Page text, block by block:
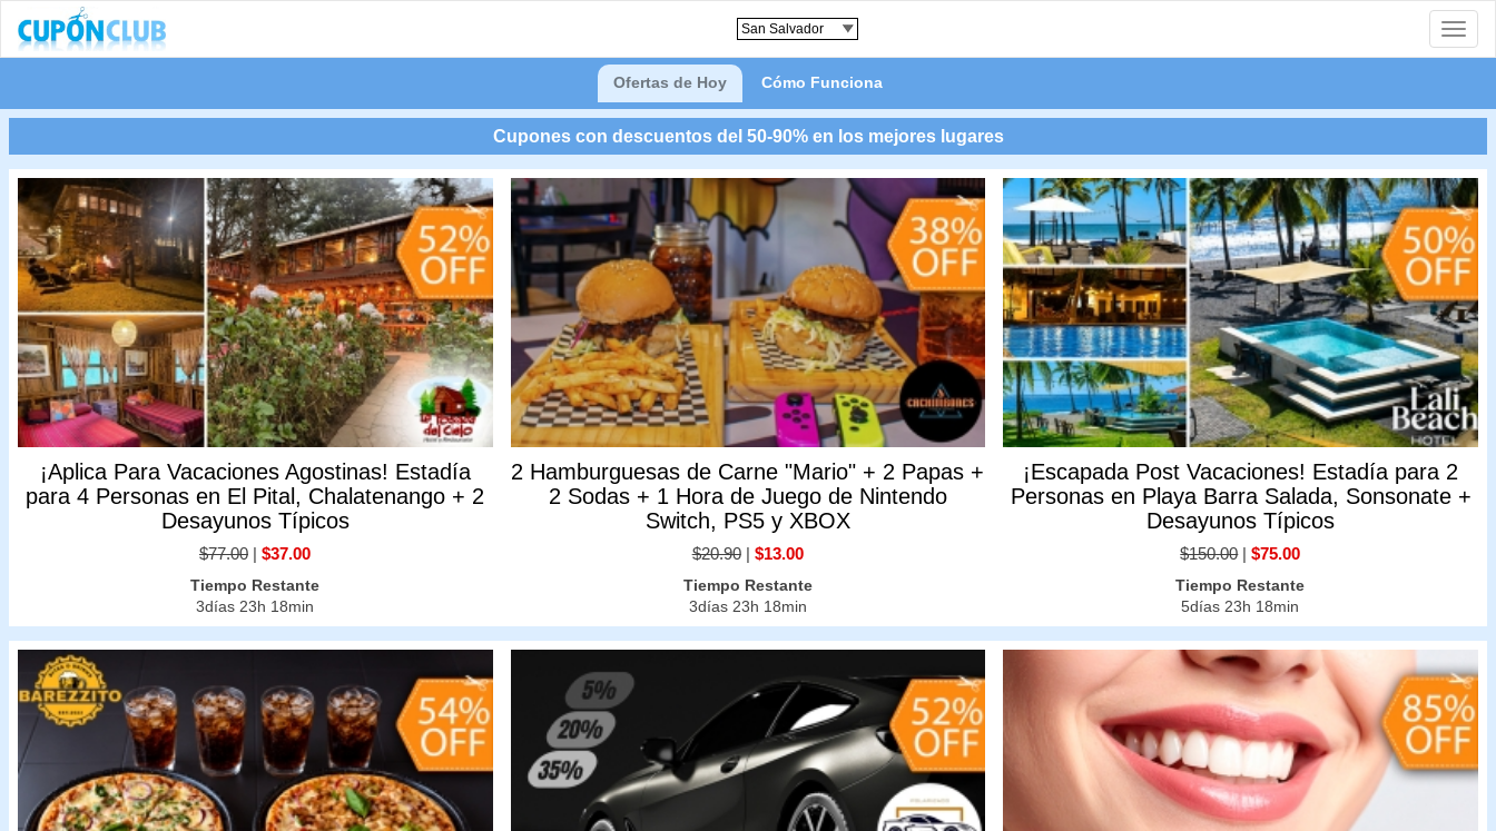
Toggle
Ofertas de Hoy Cómo Funciona
Cupones con descuentos del 50-90% en los mejores lugares
¡Aplica Para Vacaciones Agostinas! Estadía
para 4 Personas en El Pital, Chalatenango + 2
Desayunos Típicos
$77.00 $37.00
Tiempo Restante
3días 23h 18min
2 Hamburguesas de Carne "Mario" + 2 Papas +
2 Sodas + 1 Hora de Juego de Nintendo
Switch, PS5 y XBOX
$20.90| $13.00
Tiempo Restante
3días 23h 18min
¡Escapada Post Vacaciones! Estadía para 2
Personas en Playa Barra Salada, Sonsonate +
Desayunos Típicos
$150.00|$75.00
Tiempo Restante
5días 23h 18min